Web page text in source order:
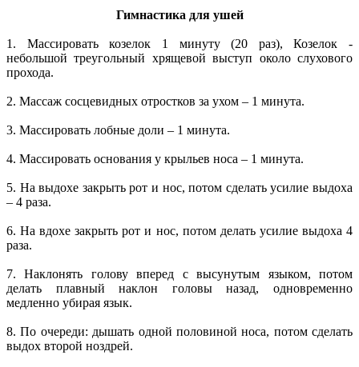
Гимнастика для ушей
1. Массировать козелок 1 минуту (20 раз), Козелок -
небольшой треугольный хрящевой выступ около слухового
прохода.
2. Массаж сосцевидных отростков за ухом – 1 минута.
3. Массировать лобные доли – 1 минута.
4. Массировать основания у крыльев носа – 1 минута.
5. На выдохе закрыть рот и нос, потом сделать усилие выдоха
– 4 раза.
6. На вдохе закрыть рот и нос, потом делать усилие выдоха 4
раза.
7. Наклонять голову вперед с высунутым языком, потом
делать плавный наклон головы назад, одновременно
медленно убирая язык.
8. По очереди: дышать одной половиной носа, потом сделать
выдох второй ноздрей.